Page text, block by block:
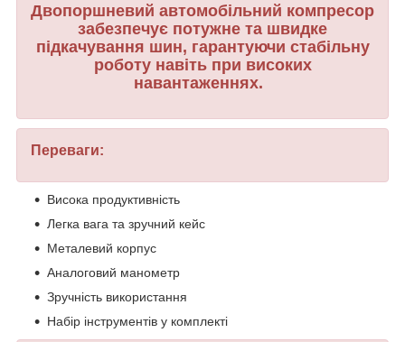
Двопоршневий автомобільний компресор
забезпечує потужне та швидке
підкачування шин, гарантуючи стабільну
роботу навіть при високих
навантаженнях.
Переваги:
Висока продуктивність
Легка вага та зручний кейс
Металевий корпус
Аналоговий манометр
Зручність використання
Набір інструментів у комплекті